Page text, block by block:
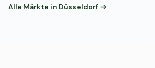
Alle Märkte in Düsseldorf →